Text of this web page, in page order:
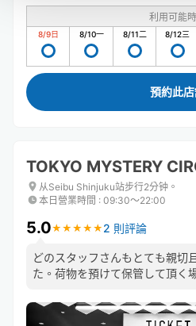
利用可能
8/9日 8/10一 8/11二 8/12三
預約此
TOKYO MYSTERY
从Seibu Shinjuku站步行2分钟。
本日營業時間 : 09:30〜22:00
5.0★ ★ ★ ★ ★
★ ★ ★ ★ ★ 2 則評論
どのスタッフさんもとても親切
た。荷物を預けて保管して頂く